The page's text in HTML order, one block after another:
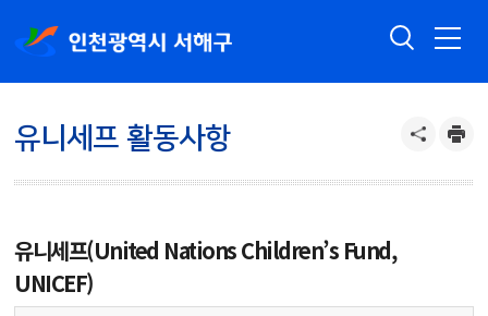
유니세프 활동사항
유니세프(United Nations Children’s Fund,
UNICEF)